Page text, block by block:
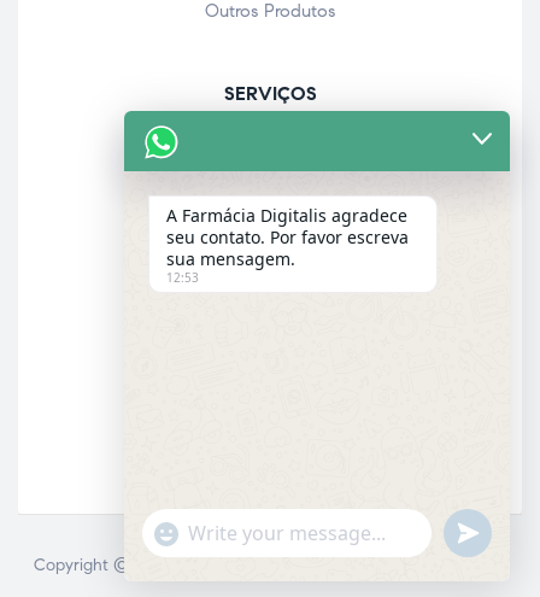
Outros Produtos
SERVIÇOS
Acolhimento farmacêutico
Assistência personalizada
Check-up
Entrega a domicílio
Copyright © 2025 Farmácia Digitalis. Todos direitos reservados.
A Farmácia Digitalis agradece
seu contato. Por favor escreva
sua mensagem.
12:53
"+chaty_settings.lang.emoji_picker+"
WhatsApp